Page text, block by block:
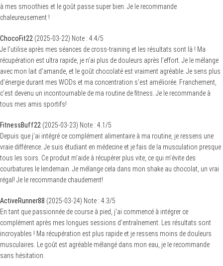
à mes smoothies et le goût passe super bien. Je le recommande
chaleureusement !
ChocoFit22 (2025-03-22) Note : 4.4/5
Je l’utilise après mes séances de cross-training et les résultats sont là ! Ma
récupération est ultra rapide, je n’ai plus de douleurs après l’effort. Je le mélange
avec mon lait d’amande, et le goût chocolaté est vraiment agréable. Je sens plus
d’énergie durant mes WODs et ma concentration s’est améliorée. Franchement,
c’est devenu un incontournable de ma routine de fitness. Je le recommande à
tous mes amis sportifs!
FitnessBuff22 (2025-03-23) Note : 4.1 /5
Depuis que j’ai intégré ce complément alimentaire à ma routine, je ressens une
vraie différence. Je suis étudiant en médecine et je fais de la musculation presque
tous les soirs. Ce produit m’aide à récupérer plus vite, ce qui m’évite des
courbatures le lendemain. Je mélange cela dans mon shake au chocolat, un vrai
régal! Je le recommande chaudement!
ActiveRunner88 (2025-03-24) Note : 4.3/5
En tant que passionnée de course à pied, j’ai commencé à intégrer ce
complément après mes longues sessions d’entraînement. Les résultats sont
incroyables ! Ma récupération est plus rapide et je ressens moins de douleurs
musculaires. Le goût est agréable mélangé dans mon eau, je le recommande
sans hésitation.